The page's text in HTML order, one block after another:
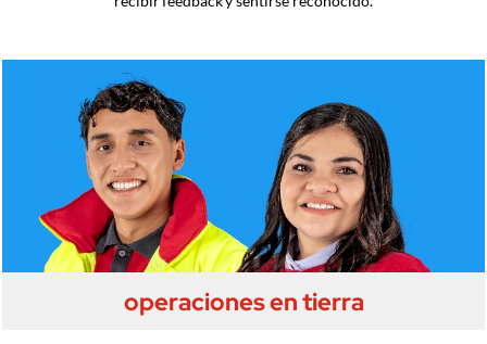
operaciones en tierra